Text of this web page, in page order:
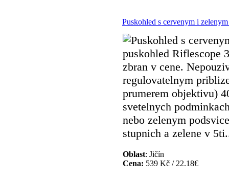
Puskohled s cervenym i
Puskohled s
puskohled Riflescope
zbran v cene.
regulovatelnym
prumerem objektivu)
svetelnych
nebo zelenym
stupnich a zelene v
Oblast: Jičín
Cena: 539 Kč / 22.18€